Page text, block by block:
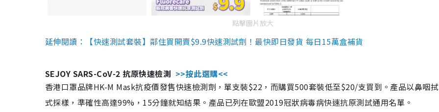
點擊圖片放大
延伸閱讀：【快速測試套裝】鄰住買開賣$9.9快速測試劑！最快即日發貨 每日15萬盒補貨
SEJOY SARS-CoV-2 抗原快速檢測 >>按此選購<<
香港口罩品牌HK-M Mask抗疫價發售快速檢測劑，單支裝$22，而購買500套裝低至$20/支買到。產品以鼻咽
式採樣，準確性高達99%，15分鐘就知結果。產品已列在歐盟2019冠狀病毒病快速抗原測試通用名單。